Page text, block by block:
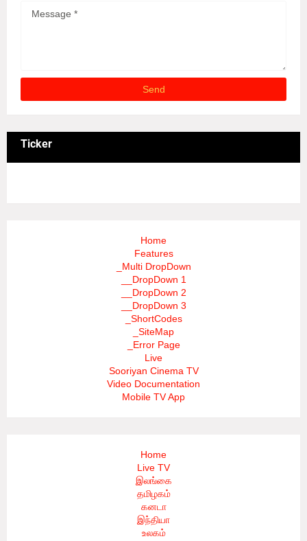
Ticker
Home
Features
_Multi DropDown
__DropDown 1
__DropDown 2
__DropDown 3
_ShortCodes
_SiteMap
_Error Page
Live
Sooriyan Cinema TV
Video Documentation
Mobile TV App
Home
Live TV
இலங்கை
தமிழகம்
கனடா
இந்தியா
உலகம்